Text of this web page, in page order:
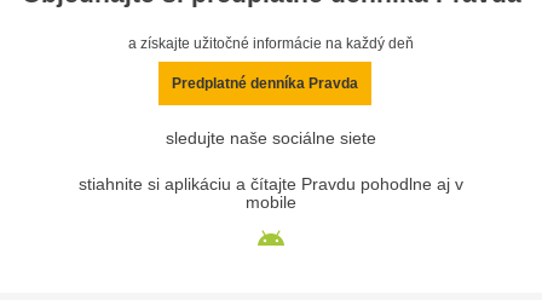
a získajte užitočné informácie na každý deň
Predplatné denníka Pravda
sledujte naše sociálne siete
stiahnite si aplikáciu a čítajte Pravdu pohodlne aj v
mobile